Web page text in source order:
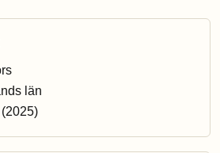
län
(2025)